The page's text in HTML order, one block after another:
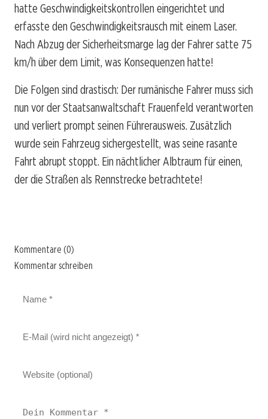
hatte Geschwindigkeitskontrollen eingerichtet und
erfasste den Geschwindigkeitsrausch mit einem Laser.
Nach Abzug der Sicherheitsmarge lag der Fahrer satte 75
km/h über dem Limit, was Konsequenzen hatte!
Die Folgen sind drastisch: Der rumänische Fahrer muss sich
nun vor der Staatsanwaltschaft Frauenfeld verantworten
und verliert prompt seinen Führerausweis. Zusätzlich
wurde sein Fahrzeug sichergestellt, was seine rasante
Fahrt abrupt stoppt. Ein nächtlicher Albtraum für einen,
der die Straßen als Rennstrecke betrachtete!
Kommentare (0)
Kommentar schreiben